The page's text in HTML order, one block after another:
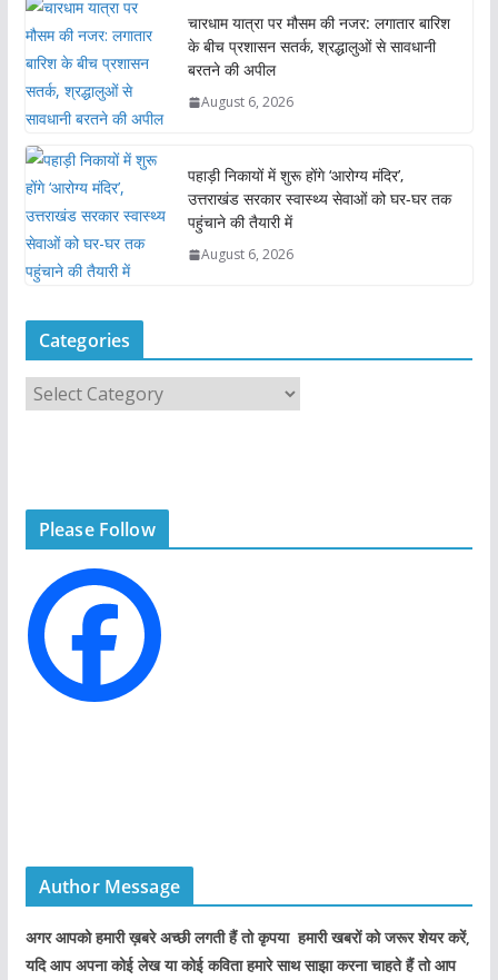
चारधाम यात्रा पर मौसम की नजर: लगातार बारिश
के बीच प्रशासन सतर्क, श्रद्धालुओं से सावधानी
बरतने की अपील
August 6, 2026
पहाड़ी निकायों में शुरू होंगे ‘आरोग्य मंदिर’,
उत्तराखंड सरकार स्वास्थ्य सेवाओं को घर-घर तक
पहुंचाने की तैयारी में
August 6, 2026
Categories
a
r
e
s
Please Follow
Author Message
अगर आपको हमारी ख़बरे अच्छी लगती हैं तो कृपया हमारी खबरों को जरूर शेयर करें,
यदि आप अपना कोई लेख या कोई कविता हमारे साथ साझा करना चाहते हैं तो आप